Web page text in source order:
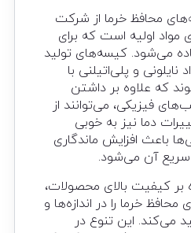
محافظ خرما از شرکت
مواد اولیه است که برای
می‌شود. کیسه‌های تولید
و پلی‌اتیلنی با
که علاوه بر داشتن
فیزیکی، می‌توانند از
دما نیز به خوبی
باعث افزایش ماندگاری
سریع آن می‌شود.
کیفیت بالای محصولات،
خرما را در اندازه‌ها و
می‌کند. این تنوع در